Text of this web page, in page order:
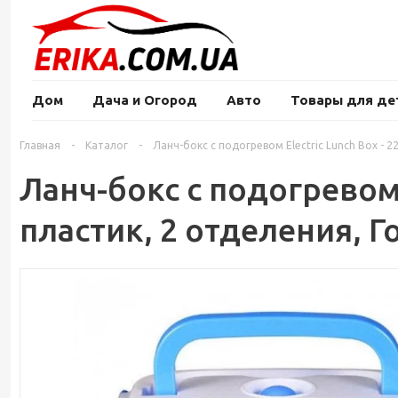
Дом Дача и Огород Авто Товары для
Главная - Каталог - Ланч-бокс с подогревом Electric Lunch Box -
Ланч-бокс с
пластик, 2 отделения,